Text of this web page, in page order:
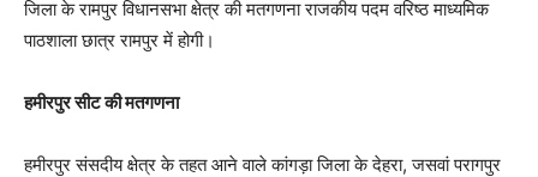
जिला के रामपुर विधानसभा क्षेत्र की मतगणना राजकीय पदम वरिष्ठ माध्यमिक
पाठशाला छात्र रामपुर में होगी।
हमीरपुर सीट की मतगणना
हमीरपुर संसदीय क्षेत्र के तहत आने वाले कांगड़ा जिला के देहरा, जसवां परागपुर